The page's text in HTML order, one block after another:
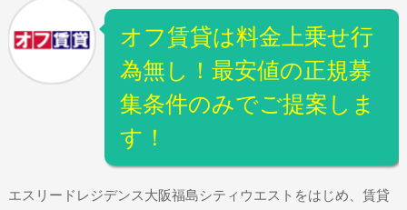
オフ賃貸は料金上乗せ行
為無し！最安値の正規募
集条件のみでご提案しま
す！
エスリードレジデンス大阪福島シティウエストをはじめ、賃貸